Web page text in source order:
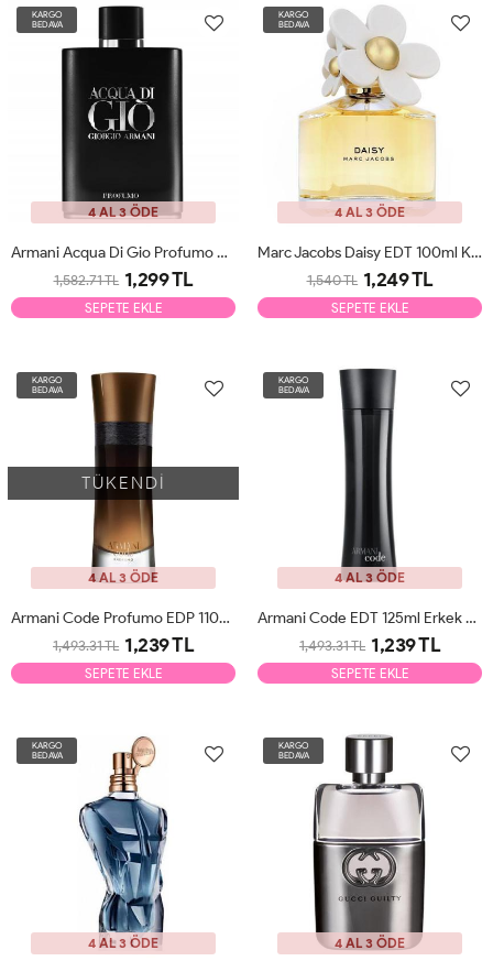
KARGO
BEDAVA
4 AL 3 ÖDE
Armani Acqua Di Gio Profumo EDP 125ml Erkek Parfüm Tester
1,582.71 TL 1,299 TL
SEPETE EKLE
KARGO
BEDAVA
4 AL 3 ÖDE
Marc Jacobs Daisy EDT 100ml Kadın Parfüm Tester
1,540 TL 1,249 TL
SEPETE EKLE
KARGO
BEDAVA
4 AL 3 ÖDE
TÜKENDİ
Armani Code Profumo EDP 110ml Erkek Parfüm Tester
1,493.31 TL 1,239 TL
SEPETE EKLE
KARGO
BEDAVA
4 AL 3 ÖDE
Armani Code EDT 125ml Erkek Parfüm Tester
1,493.31 TL 1,239 TL
SEPETE EKLE
KARGO
BEDAVA
4 AL 3 ÖDE
KARGO
BEDAVA
4 AL 3 ÖDE